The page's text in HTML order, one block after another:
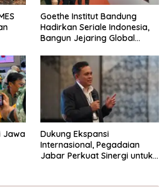
Goethe Institut Bandung
Hadirkan Seriale Indonesia,
Bangun Jejaring Global
Jawa
Dukung Ekspansi
Internasional, Pegadaian
Jabar Perkuat Sinergi untuk